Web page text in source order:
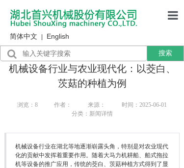
简体中文 English
行业资讯
搜索
机械设备行业与农业现代化：以茭白、
茨菇的种植为例
浏览： 8 作者： 来源：
时间：2025-06-01
分类：新闻详情
机械设备行业在湖北等地逐渐崭露头角，特别是对农业现代
化的贡献中发挥着重要作用。随着大马力机耕船、船式拖拉
机等设备的推广应用，传统的茭白、茨菇种植方式得到了显